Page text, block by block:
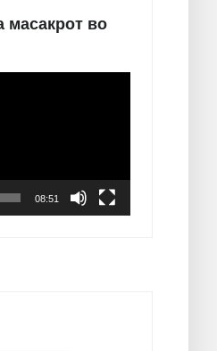
масакрот во
08:51